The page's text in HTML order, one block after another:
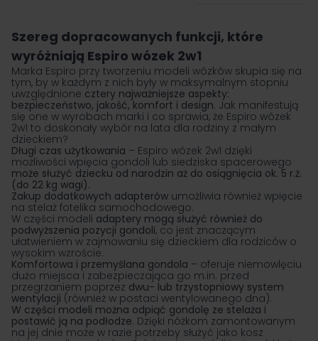
Szereg dopracowanych funkcji, które
wyróżniają Espiro wózek 2w1
Marka Espiro przy tworzeniu modeli wózków skupia się na
tym, by w każdym z nich były w maksymalnym stopniu
uwzględnione cztery najważniejsze aspekty:
bezpieczeństwo, jakość, komfort i design. Jak manifestują
się one w wyrobach marki i co sprawia, że Espiro wózek
2w1 to doskonały wybór na lata dla rodziny z małym
dzieckiem?
Długi czas użytkowania – Espiro wózek 2w1 dzięki
możliwości wpięcia gondoli lub siedziska spacerowego
może służyć dziecku od narodzin aż do osiągnięcia ok. 5 r.ż.
(do 22 kg wagi).
Zakup dodatkowych adapterów umożliwia również wpięcie
na stelaż fotelika samochodowego.
W części modeli adaptery mogą służyć również do
podwyższenia pozycji gondoli, co jest znaczącym
ułatwieniem w zajmowaniu się dzieckiem dla rodziców o
wysokim wzroście.
Komfortowa i przemyślana gondola – oferuje niemowlęciu
dużo miejsca i zabezpieczająca go m.in. przed
przegrzaniem poprzez dwu- lub trzystopniowy system
wentylacji (również w postaci wentylowanego dna).
W części modeli można odpiąć gondolę ze stelaża i
postawić ją na podłodze. Dzięki nóżkom zamontowanym
na jej dnie może w razie potrzeby służyć jako kosz